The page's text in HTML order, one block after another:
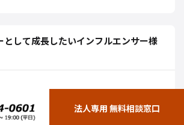
として成長したいインフルエンサー様
法人専用 無料相談窓口